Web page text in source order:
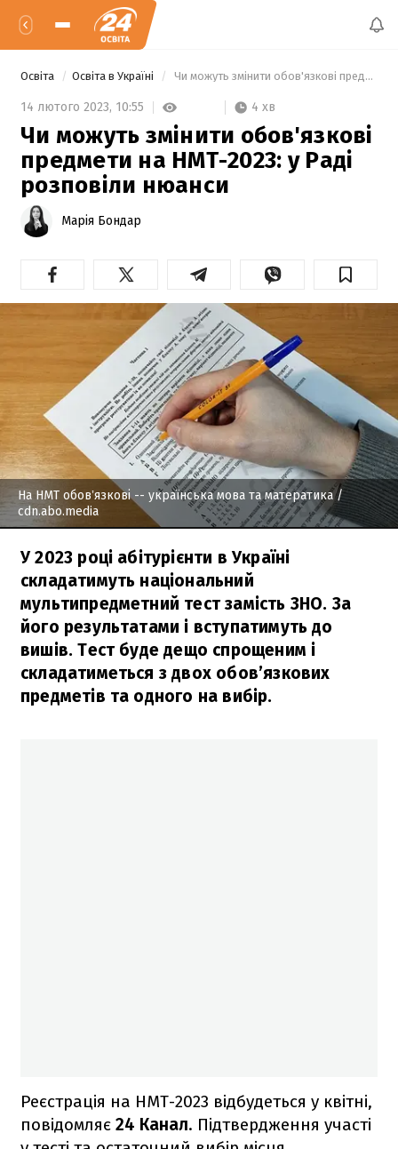
Освіта Освіта в Україні Чи можуть змінити обов'язкові предмети на НМТ-2023: у Раді розповіли нюанси
14 лютого 2023, 10:55 4 хв
Чи можуть змінити обов'язкові
предмети на НМТ-2023: у Раді
розповіли нюанси
Марія Бондар
На НМТ обовʼязкові -- українська мова та матератика/
cdn.abo.media
У 2023 році абітурієнти в Україні
складатимуть національний
мультипредметний тест замість ЗНО. За
його результатами і вступатимуть до
вишів. Тест буде дещо спрощеним і
складатиметься з двох обов’язкових
предметів та одного на вибір.
Реєстрація на НМТ-2023 відбудеться у квітні,
повідомляє 24 Канал. Підтвердження участі